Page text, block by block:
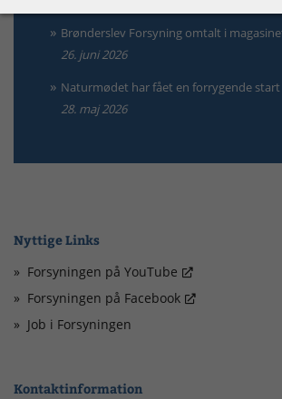
Brønderslev Forsyning omtalt i
26. juni 2026
Naturmødet har fået en forrygende start
28. maj 2026
Nyttige Links
Forsyningen på YouTube
Forsyningen på Facebook
Job i Forsyningen
Kontaktinformation